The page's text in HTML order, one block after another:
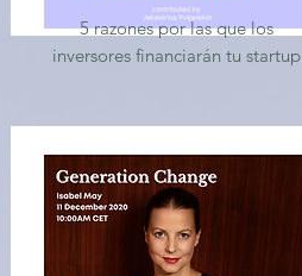
5 razones por las que los
inversores financiarán tu startup